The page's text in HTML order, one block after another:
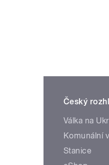
Český
Válka na
Komunální
Stanice